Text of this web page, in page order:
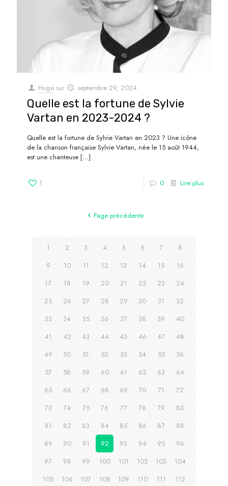
Hugo sur septembre 29, 2024
Quelle est la fortune de Sylvie
Vartan en 2023-2024 ?
Quelle est la fortune de Sylvie Vartan en 2023 ? Une icône
de la chanson française Sylvie Vartan, née le 15 août 1944,
est une chanteuse […]
1 0 Lire plus
Page précédente
1 2 3 4 5 6 7
8
9
10 11 12 13 14 15
16
17
18 19 20 21 22 23
24
25
26 27 28 29 30 31
32
33
34 35 36 37 38 39
40
41
42 43 44 45 46 47
48
49
50 51 52 53 54 55
56
57
58 59 60 61 62 63
64
65
66 67 68 69 70 71
72
73
74 75 76 77 78 79
80
81
82 83 84 85 86 87
88
89
90 91 92 93 94 95
96
97
98 99 100 101 102 103
104
105
106 107 108 109 110 111 112